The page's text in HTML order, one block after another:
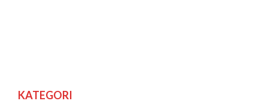
KATEGORI